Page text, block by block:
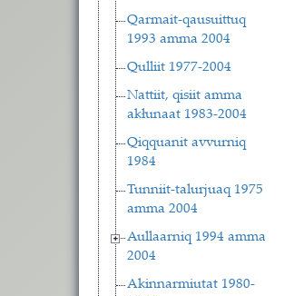
Qarmait-qausuittuq
1993 amma 2004
Qulliit 1977-2004
Nattiit, qisiit amma
akłunaat 1983-2004
Qiqquanit avvurniq
1984
Tunniit-talurjuaq 1975
amma 2004
Aullaarniq 1994 amma
2004
Akinnarmiutat 1980-